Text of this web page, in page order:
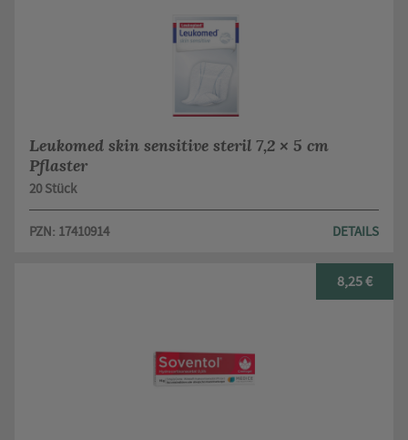
Leukomed skin sensitive steril 7,2 × 5 cm
Pflaster
20 Stück
PZN: 17410914 DETAILS
8,25 €